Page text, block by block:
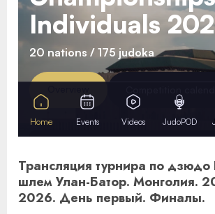
Трансляция турнира по
шлем Улан-Батор. Монголия.
2026. День первый. Финалы.